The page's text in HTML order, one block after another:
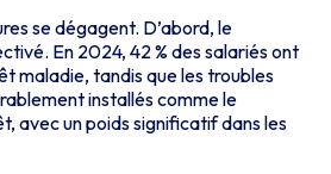
se dégagent. D’abord, le
En 2024, 42 % des salariés ont
maladie, tandis que les troubles
installés comme le
avec un poids significatif dans les